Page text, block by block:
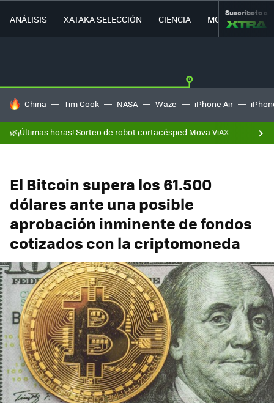
ANÁLISIS XATAKA SELECCIÓN CIENCIA MOVILIDAD
Suscríbete a
HOY SE HABLA DE
China Tim Cook NASA Waze iPhone Air
🌿¡Últimas horas! Sorteo de robot cortacésped Mova ViAX
El Bitcoin supera los 61.500
dólares ante una posible
aprobación inminente de fondos
cotizados con la criptomoneda